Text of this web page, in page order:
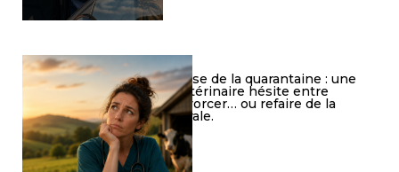
Crise de la quarantaine : une
vétérinaire hésite entre
divorcer… ou refaire de la
rurale.